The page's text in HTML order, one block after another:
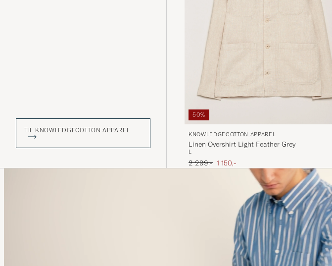
TIL KNOWLEDGECOTTON APPAREL
50%
KNOWLEDGECOTTON APPAREL
Linen Overshirt Light Feather Grey
L
Ordinær pris
2 299,- Nedsatt pris
1 150,-